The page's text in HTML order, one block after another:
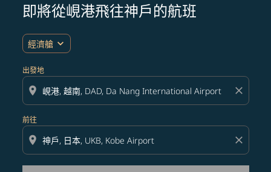
即將從峴港飛往神戶的航班
經濟艙 expand_more
出發地
location_on close
前往
location_on close
無符合您設定條件的票價，請調整篩選條件。